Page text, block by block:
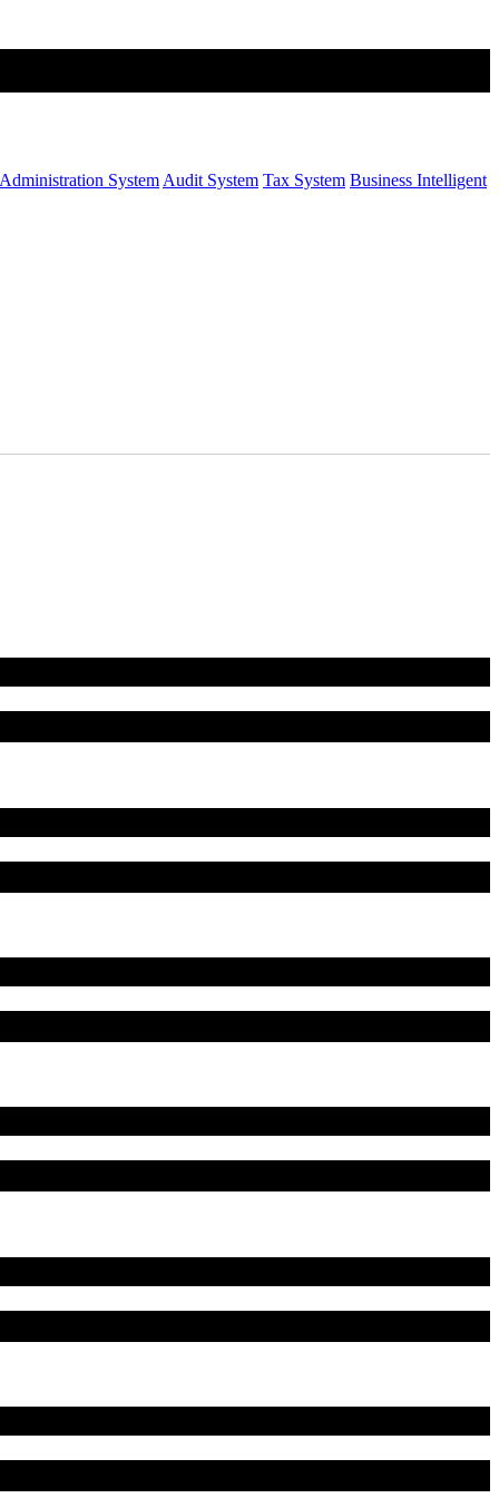
System Audit System Tax System Business Intelligent